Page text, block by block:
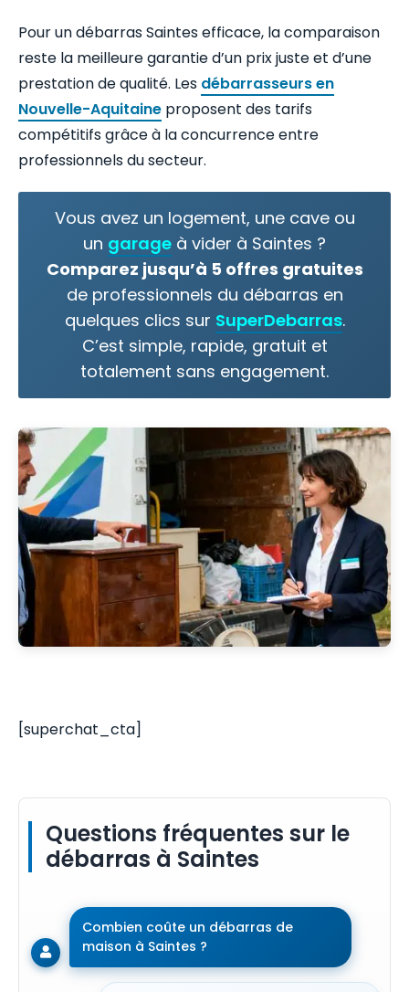
Pour un débarras Saintes efficace, la comparaison
reste la meilleure garantie d’un prix juste et d’une
prestation de qualité. Les débarrasseurs en
Nouvelle-Aquitaine proposent des tarifs
compétitifs grâce à la concurrence entre
professionnels du secteur.
Vous avez un logement, une cave ou
un garage à vider à Saintes ?
Comparez jusqu’à 5 offres gratuites
de professionnels du débarras en
quelques clics sur SuperDebarras.
C’est simple, rapide, gratuit et
totalement sans engagement.
[superchat_cta]
Questions fréquentes sur le
débarras à Saintes
Combien coûte un débarras de
maison à Saintes ?